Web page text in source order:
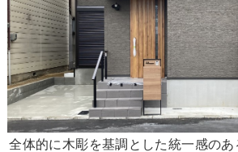
全体的に木彫を基調とした統一感のあ